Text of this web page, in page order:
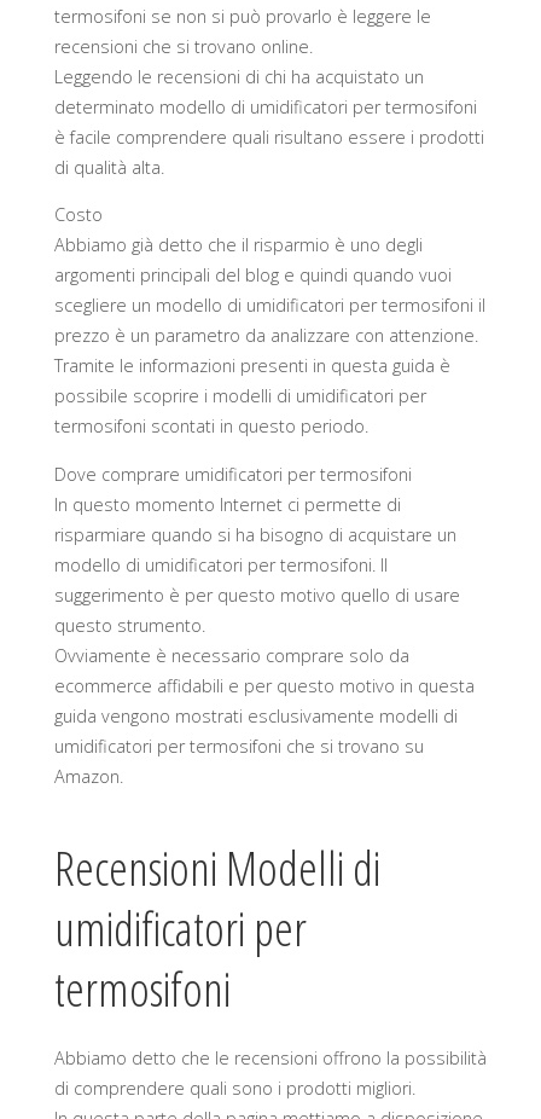
termosifoni se non si può provarlo è leggere le
recensioni che si trovano online.
Leggendo le recensioni di chi ha acquistato un
determinato modello di umidificatori per termosifoni
è facile comprendere quali risultano essere i prodotti
di qualità alta.
Costo
Abbiamo già detto che il risparmio è uno degli
argomenti principali del blog e quindi quando vuoi
scegliere un modello di umidificatori per termosifoni il
prezzo è un parametro da analizzare con attenzione.
Tramite le informazioni presenti in questa guida è
possibile scoprire i modelli di umidificatori per
termosifoni scontati in questo periodo.
Dove comprare umidificatori per termosifoni
In questo momento Internet ci permette di
risparmiare quando si ha bisogno di acquistare un
modello di umidificatori per termosifoni. Il
suggerimento è per questo motivo quello di usare
questo strumento.
Ovviamente è necessario comprare solo da
ecommerce affidabili e per questo motivo in questa
guida vengono mostrati esclusivamente modelli di
umidificatori per termosifoni che si trovano su
Amazon.
Recensioni Modelli di
umidificatori per
termosifoni
Abbiamo detto che le recensioni offrono la possibilità
di comprendere quali sono i prodotti migliori.